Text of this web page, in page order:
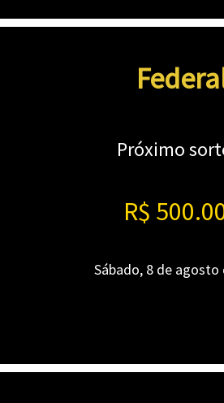
Próximo
R$
Sábado, 8 de agosto